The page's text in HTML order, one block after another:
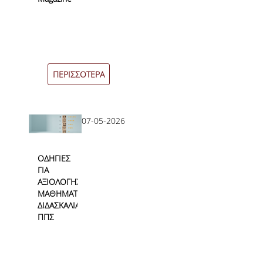
Χρήσιμο υλικό
Πίνακες Διεθνούς Κατάταξης
Δεδομένα ΠΠΣ
Δεδομένα ΠΜΣ
ΠΕΡΙΣΣΟΤΕΡΑ
07-05-2026
ΟΔΗΓΙΕΣ
ΓΙΑ
ΑΞΙΟΛΟΓΗΣΗ
ΜΑΘΗΜΑΤΩΝ/
ΔΙΔΑΣΚΑΛΙΑΣ
ΠΠΣ